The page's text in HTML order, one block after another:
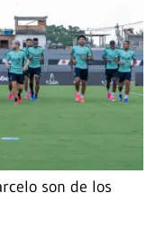
son de los